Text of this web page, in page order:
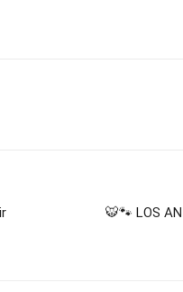
🐯🐾 LOS